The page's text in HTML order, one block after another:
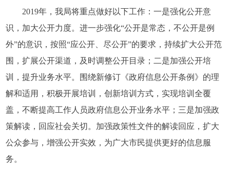
2019年，我局将重点做好以下工作：一是强化公开意
识，加大公开力度。进一步强化“公开是常态，不公开是例
外”的意识，按照“应公开、尽公开”的要求，持续扩大公开范
围，扩展公开渠道，及时调整公开目录；二是加强公开培
训，提升业务水平。围绕新修订《政府信息公开条例》的理
解和适用，积极开展培训，创新培训方式，实现培训全覆
盖，不断提高工作人员政府信息公开业务水平；三是加强政
策解读，回应社会关切。加强政策性文件的解读回应，扩大
公众参与，增强公开实效，为广大市民提供更好的信息服
务。